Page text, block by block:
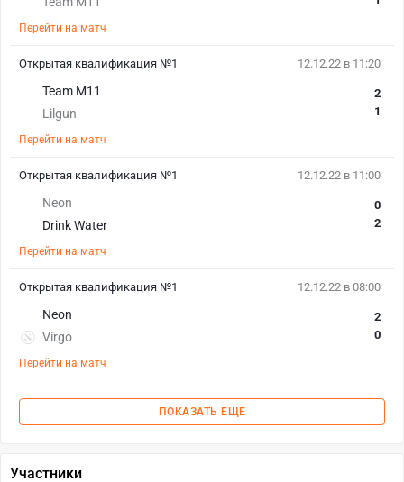
Перейти на матч
12.12.22 в 11:20
Team M11
Lilgun
2
1
Перейти на матч
Открытая квалификация №1
12.12.22 в 11:00
Neon
Drink Water
0
2
Перейти на матч
Открытая квалификация №1
12.12.22 в 08:00
Neon
Virgo
2
0
Перейти на матч
Открытая квалификация №1
ПОКАЗАТЬ ЕЩЕ
Участники